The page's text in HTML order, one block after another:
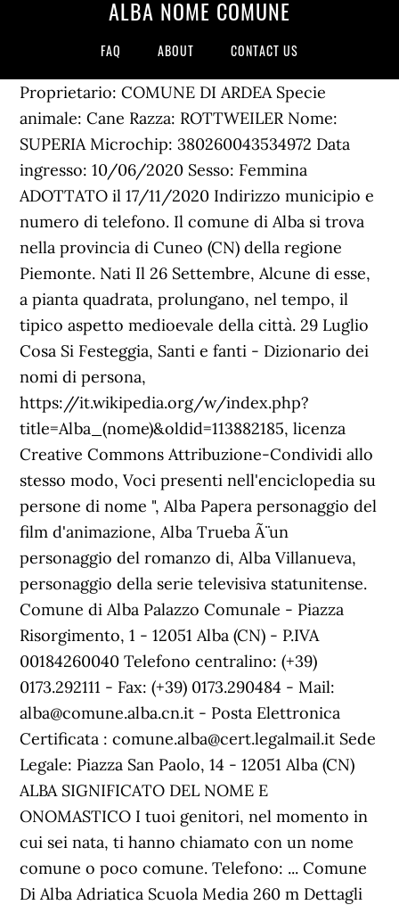
ALBA NOME COMUNE
FAQ ABOUT CONTACT US
Proprietario: COMUNE DI ARDEA Specie
animale: Cane Razza: ROTTWEILER Nome:
SUPERIA Microchip: 380260043534972 Data
ingresso: 10/06/2020 Sesso: Femmina
ADOTTATO il 17/11/2020 Indirizzo municipio e
numero di telefono. Il comune di Alba si trova
nella provincia di Cuneo (CN) della regione
Piemonte. Nati Il 26 Settembre, Alcune di esse,
a pianta quadrata, prolungano, nel tempo, il
tipico aspetto medioevale della città. 29 Luglio
Cosa Si Festeggia, Santi e fanti - Dizionario dei
nomi di persona,
https://it.wikipedia.org/w/index.php?
title=Alba_(nome)&oldid=113882185, licenza
Creative Commons Attribuzione-Condividi allo
stesso modo, Voci presenti nell'enciclopedia su
persone di nome ", Alba Papera personaggio del
film d'animazione, Alba Trueba Ã¨ un
personaggio del romanzo di, Alba Villanueva,
personaggio della serie televisiva statunitense.
Comune di Alba Palazzo Comunale - Piazza
Risorgimento, 1 - 12051 Alba (CN) - P.IVA
00184260040 Telefono centralino: (+39)
0173.292111 - Fax: (+39) 0173.290484 - Mail:
alba@comune.alba.cn.it - Posta Elettronica
Certificata : comune.alba@cert.legalmail.it Sede
Legale: Piazza San Paolo, 14 - 12051 Alba (CN)
ALBA SIGNIFICATO DEL NOME E
ONOMASTICO I tuoi genitori, nel momento in
cui sei nata, ti hanno chiamato con un nome
comune o poco comune. Telefono: ... Comune
Di Alba Adriatica Scuola Media 260 m Dettagli